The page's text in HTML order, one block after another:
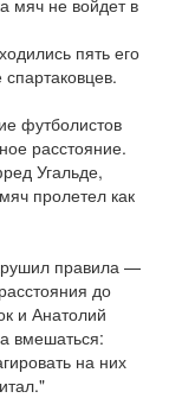
пять его
футболистов
расстояние.
Угальде,
пролетел как
правила —
до
и Анатолий
вмешаться:
на них